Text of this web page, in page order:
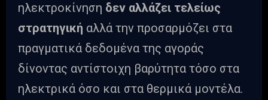
ηλεκτροκίνηση δεν αλλάζει τελείως
στρατηγική αλλά την προσαρμόζει στα
πραγματικά δεδομένα της αγοράς
δίνοντας αντίστοιχη βαρύτητα τόσο στα
ηλεκτρικά όσο και στα θερμικά μοντέλα.